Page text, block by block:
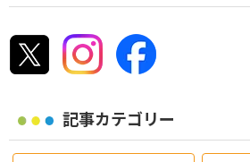
記事カテゴリー